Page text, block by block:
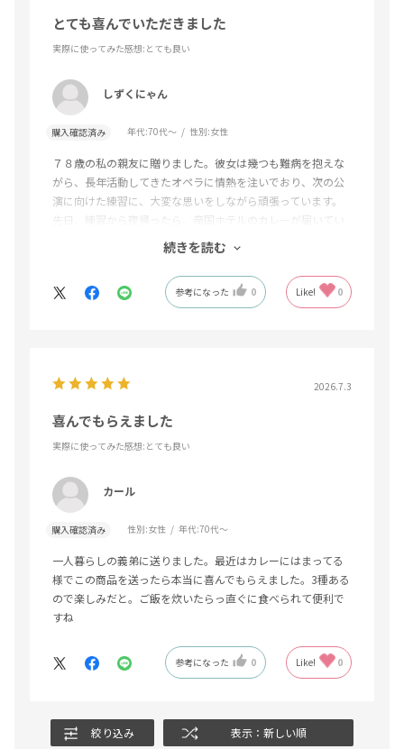
とても喜んでいただきました
実際に使ってみた感想:とても良い
しずくにゃん
購入確認済み 年代:70代～ 性別:女性
７８歳の私の親友に贈りました。彼女は幾つも難病を抱えな
がら、長年活動してきたオペラに情熱を注いでおり、次の公
演に向けた練習に、大変な思いをしながら頑張っています。
先日、練習から夜帰ったら、帝国ホテルのカレーが届いてい
て、何も食事の用意がなかったので、とっても嬉しかったと
お礼のメールが届きました。グルメな彼女から、さすがに美
味しいとお褒めの言葉をいただきました。辛口の彼女に喜ん
でもらえて、私も嬉しかったです。
続きを読む
参考になった 0 Like! 0
2026.7.3
喜んでもらえました
実際に使ってみた感想:とても良い
カール
購入確認済み 性別:女性 年代:70代～
一人暮らしの義弟に送りました。最近はカレーにはまってる
様でこの商品を送ったら本当に喜んでもらえました。3種ある
ので楽しみだと。ご飯を炊いたらっ直ぐに食べられて便利で
すね
参考になった 0 Like! 0
絞り込み 表示：新しい順